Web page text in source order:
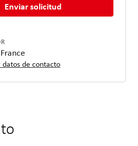
Enviar solicitud
de contacto